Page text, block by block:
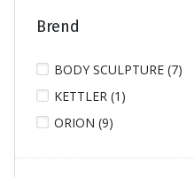
Brend
BODY SCULPTURE (7)
KETTLER (1)
ORION (9)